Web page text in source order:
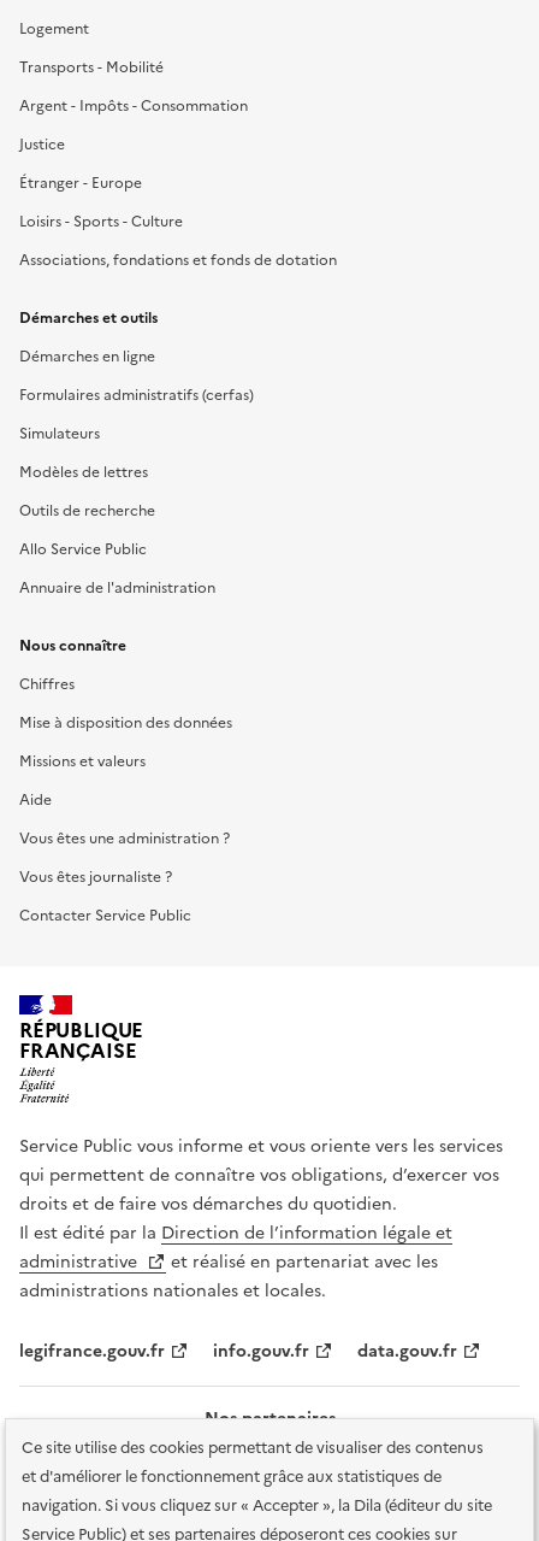
Ce site utilise des cookies permettant de visualiser des contenus
et d'améliorer le fonctionnement grâce aux statistiques de
navigation. Si vous cliquez sur « Accepter », la Dila (éditeur du site
Service Public) et ses partenaires déposeront ces cookies sur
Logement
Transports - Mobilité
Argent - Impôts - Consommation
Justice
Étranger - Europe
Loisirs - Sports - Culture
Associations, fondations et fonds de dotation
Démarches et outils
Démarches en ligne
Formulaires administratifs (cerfas)
Simulateurs
Modèles de lettres
Outils de recherche
Allo Service Public
Annuaire de l'administration
Nous connaître
Chiffres
Mise à disposition des données
Missions et valeurs
Aide
Vous êtes une administration ?
Vous êtes journaliste ?
Contacter Service Public
RÉPUBLIQUE
FRANÇAISE
Service Public vous informe et vous oriente vers les services
qui permettent de connaître vos obligations, d’exercer vos
droits et de faire vos démarches du quotidien.
Il est édité par la Direction de l’information légale et
administrative
et réalisé en partenariat avec les
administrations nationales et locales.
legifrance.gouv.fr info.gouv.fr data.gouv.fr
Nos partenaires